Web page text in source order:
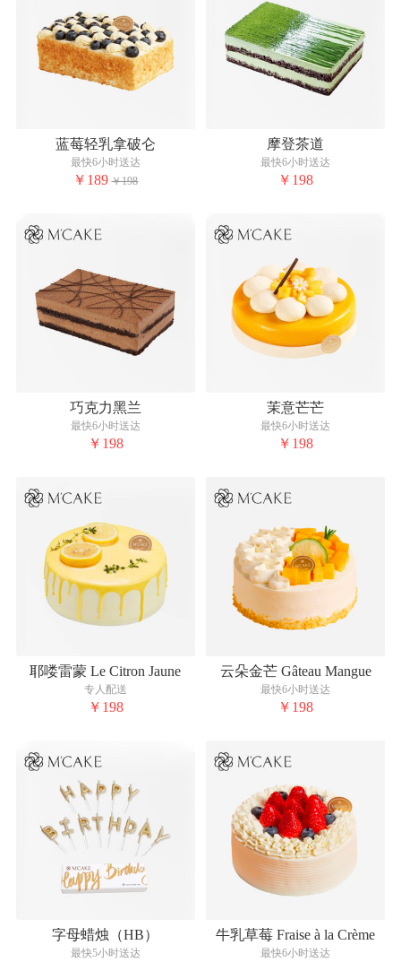
蓝莓轻乳拿破仑
最快6小时送达
￥189 ￥198
摩登茶道
最快6小时送达
￥198
巧克力黑兰
最快6小时送达
￥198
茉意芒芒
最快6小时送达
￥198
耶喽雷蒙 Le Citron Jaune
专人配送
￥198
云朵金芒 Gâteau Mangue
最快6小时送达
￥198
字母蜡烛（HB）
最快5小时送达
牛乳草莓 Fraise à la Crème
最快6小时送达